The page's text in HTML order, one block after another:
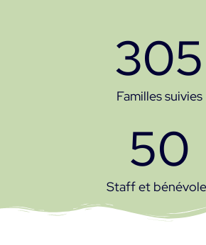
Familles suivies
305
Staff et
50